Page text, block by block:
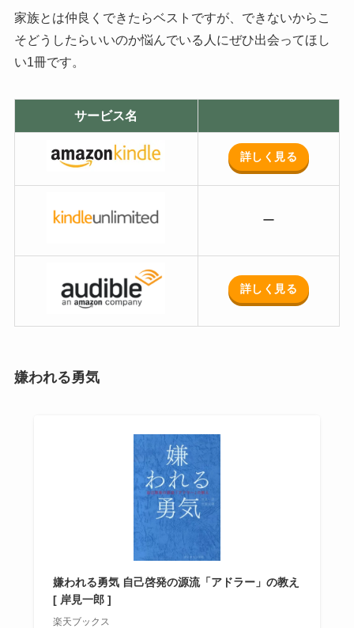
家族とは仲良くできたらベストですが、できないからこ
そどうしたらいいのか悩んでいる人にぜひ出会ってほし
い1冊です。
サービス名
詳しく見る
ー
詳しく見る
嫌われる勇気
嫌われる勇気 自己啓発の源流「アドラー」の教え
[ 岸見一郎 ]
楽天ブックス